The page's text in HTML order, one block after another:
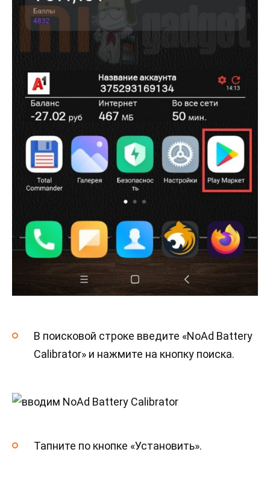
В поисковой строке введите «NoAd Battery
Calibrator» и нажмите на кнопку поиска.
Тапните по кнопке «Установить».